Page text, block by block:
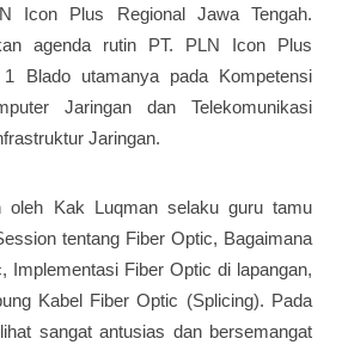
Icon Plus Regional Jawa Tengah.
agenda rutin PT. PLN Icon Plus
Blado utamanya pada Kompetensi
Jaringan dan Telekomunikasi
Jaringan.
oleh Kak Luqman selaku guru tamu
tentang Fiber Optic, Bagaimana
Implementasi Fiber Optic di lapangan,
Kabel Fiber Optic (Splicing). Pada
sangat antusias dan bersemangat